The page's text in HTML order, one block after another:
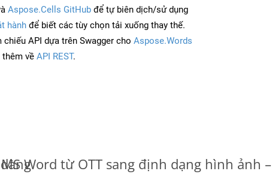
Aspose.Cells GitHub để tự biên dịch/sử dụng
hành để biết các tùy chọn tải xuống thay thế.
chiếu API dựa trên Swagger cho Aspose.Words
về API REST.
Word từ OTT sang định dạng hình ảnh